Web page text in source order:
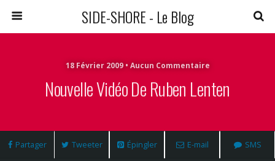
SIDE-SHORE - Le Blog
18 Février 2009 • Aucun Commentaire
Nouvelle Vidéo De Ruben Lenten
Partager Tweeter Épingler E-mail SMS